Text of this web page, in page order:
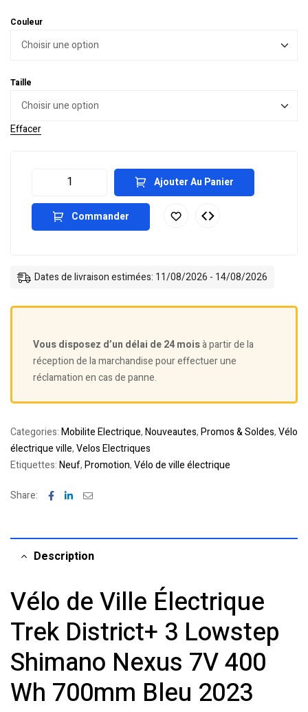
Couleur
Taille
Effacer
Ajouter Au Panier
Commander
Dates de livraison estimées: 11/08/2026 - 14/08/2026
Vous disposez d’un délai de 24 moisà partir de la
réception de la marchandise pour effectuer une
réclamation en cas de panne.
Categories:Mobilite Electrique,Nouveautes,Promos & Soldes,Vélo
électrique ville,Velos Electriques
Etiquettes:Neuf,Promotion,Vélo de ville électrique
Share: Facebook
LinkedinEmail
Description
Vélo de Ville Électrique
Trek District+ 3 Lowstep
Shimano Nexus 7V 400
Wh 700mm Bleu 2023